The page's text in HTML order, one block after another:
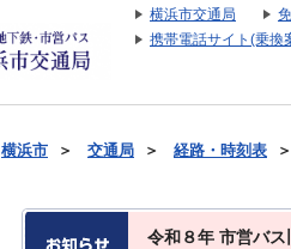
横浜市交通局
携帯電話サイト(乗換
横浜市 ＞ 交通局 ＞ 経路・時刻表
令和８年 市営バ